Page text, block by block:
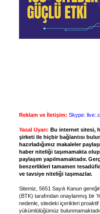
Reklam ve İletişim: Skype:
Yasal Uyarı: Bu internet sitesi,
şirketi ile hiçbir bağlantısı
hazırladığımız makaleler
haber niteliği taşımamakta
paylaşım yapılmamaktadır.
benzerlikleri tamamen
ve tavsiye niteliği taşımazlar.
Sitemiz, 5651 Sayılı Kanun
(BTK) tarafından onaylanmış bir
nedenle, sitedeki içerikleri
yükümlülüğümüz